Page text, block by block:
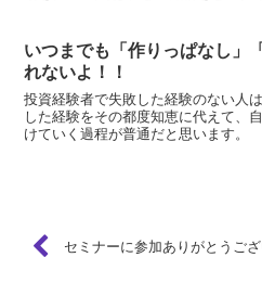
いつまでも「作りっぱなし」
れないよ！！
投資経験者で失敗した経験のない人
した経験をその都度知恵に代えて、
けていく過程が普通だと思います。
セミナーに参加ありがとうご